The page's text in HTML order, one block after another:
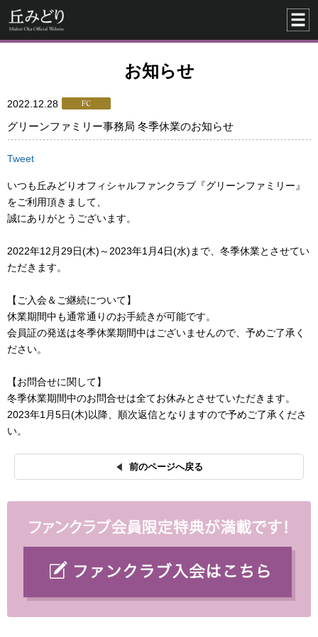
お知らせ
2022.12.28
グリーンファミリー事務局 冬季休業のお知らせ
Tweet
いつも丘みどりオフィシャルファンクラブ『グリーンファミリー』
をご利用頂きまして、
誠にありがとうございます。
2022年12月29日(木)～2023年1月4日(水)まで、冬季休業とさせてい
ただきます。
【ご入会＆ご継続について】
休業期間中も通常通りのお手続きが可能です。
会員証の発送は冬季休業期間中はございませんので、予めご了承く
ださい。
【お問合せに関して】
冬季休業期間中のお問合せは全てお休みとさせていただきます。
2023年1月5日(木)以降、順次返信となりますので予めご了承くださ
い。
前のページへ戻る